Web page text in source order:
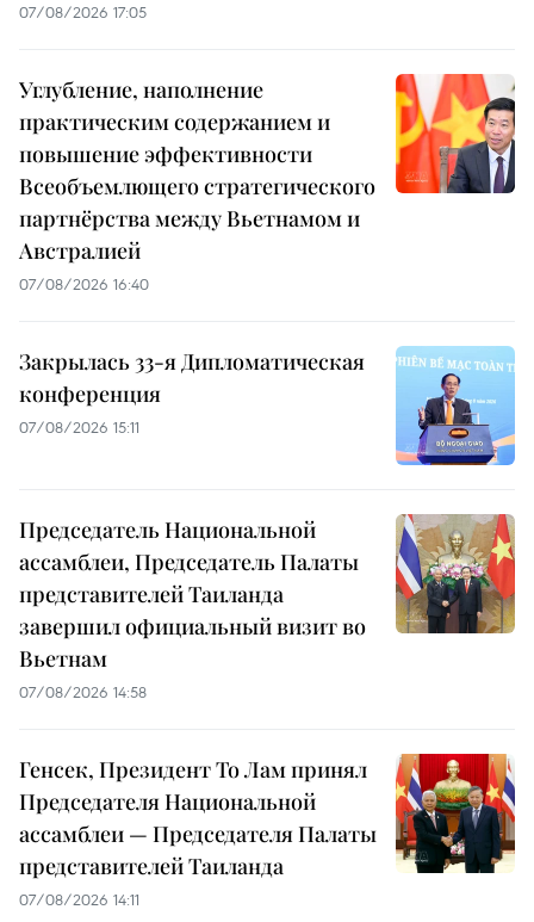
07/08/2026 17:05
Углубление, наполнение
практическим содержанием и
повышение эффективности
Всеобъемлющего стратегического
партнёрства между Вьетнамом и
Австралией
07/08/2026 16:40
Закрылась 33-я Дипломатическая
конференция
07/08/2026 15:11
Председатель Национальной
ассамблеи, Председатель Палаты
представителей Таиланда
завершил официальный визит во
Вьетнам
07/08/2026 14:58
Генсек, Президент То Лам принял
Председателя Национальной
ассамблеи — Председателя Палаты
представителей Таиланда
07/08/2026 14:11